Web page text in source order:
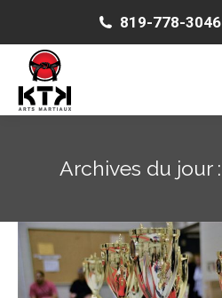
819-778-3046
Archives du jour :